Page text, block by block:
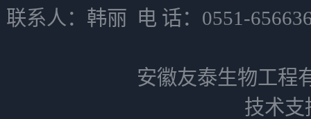
联系人：韩丽 电 话：0551-
安徽友泰生物工程
技术